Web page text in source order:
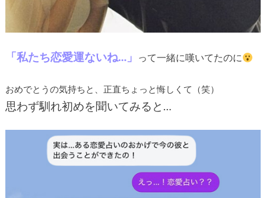
「私たち恋愛運ないね…」 って一緒に嘆いてたのに
おめでとうの気持ちと、正直ちょっと悔しくて（笑）
思わず馴れ初めを聞いてみると…